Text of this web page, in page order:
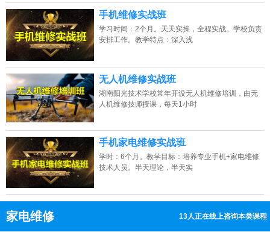
手机维修实战班
学习时间：2个月。天天实操，全程实战。学校负责
安排工作。教学特点：深入浅
无人机维修实战班
湖南阳光技术学校常年开设无人机维修培训，由无
人机维修技师授课，每天1小时
手机家电维修实战班
学时：6个月。教学目标：培养专业手机+家电维修
技术人员。半天理论，半天实
家电维修 13人正在线上咨询本类课程